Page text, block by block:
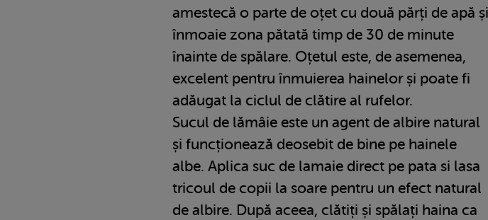
amestecă o parte de oțet cu două părți de apă și
înmoaie zona pătată timp de 30 de minute
înainte de spălare. Oțetul este, de asemenea,
excelent pentru înmuierea hainelor și poate fi
adăugat la ciclul de clătire al rufelor.
Sucul de lămâie este un agent de albire natural
și funcționează deosebit de bine pe hainele
albe. Aplica suc de lamaie direct pe pata si lasa
tricoul de copii la soare pentru un efect natural
de albire. După aceea, clătiți și spălați haina ca